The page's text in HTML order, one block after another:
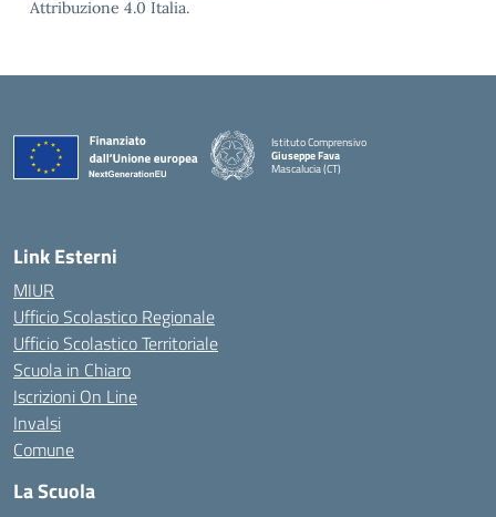
Attribuzione 4.0 Italia.
Istituto Comprensivo
Giuseppe Fava
Mascalucia (CT)
Link Esterni
MIUR
Ufficio Scolastico Regionale
Ufficio Scolastico Territoriale
Scuola in Chiaro
Iscrizioni On Line
Invalsi
Comune
La Scuola